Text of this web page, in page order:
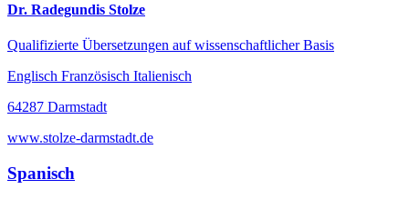
Dr. Radegundis Stolze
Qualifizierte Übersetzungen auf wissenschaftlicher Basis
Englisch Französisch Italienisch
64287 Darmstadt
www.stolze-darmstadt.de
Spanisch